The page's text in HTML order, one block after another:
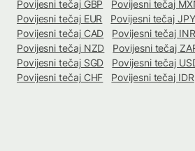
Povijesni tečaj GBP
Povijesni tečaj
Povijesni tečaj EUR
Povijesni tečaj JPY
Povijesni tečaj CAD
Povijesni tečaj INR
Povijesni tečaj NZD
Povijesni tečaj
Povijesni tečaj SGD
Povijesni tečaj
Povijesni tečaj CHF
Povijesni tečaj IDR